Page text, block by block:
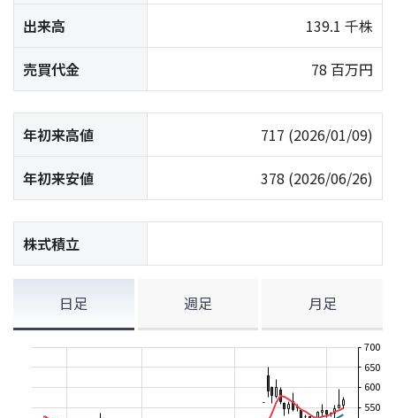
出来高 139.1 千株
売買代金 78 百万円
年初来高値 717 (2026/01/09)
年初来安値 378 (2026/06/26)
株式積立
日足 週足 月足
550
600
650
700